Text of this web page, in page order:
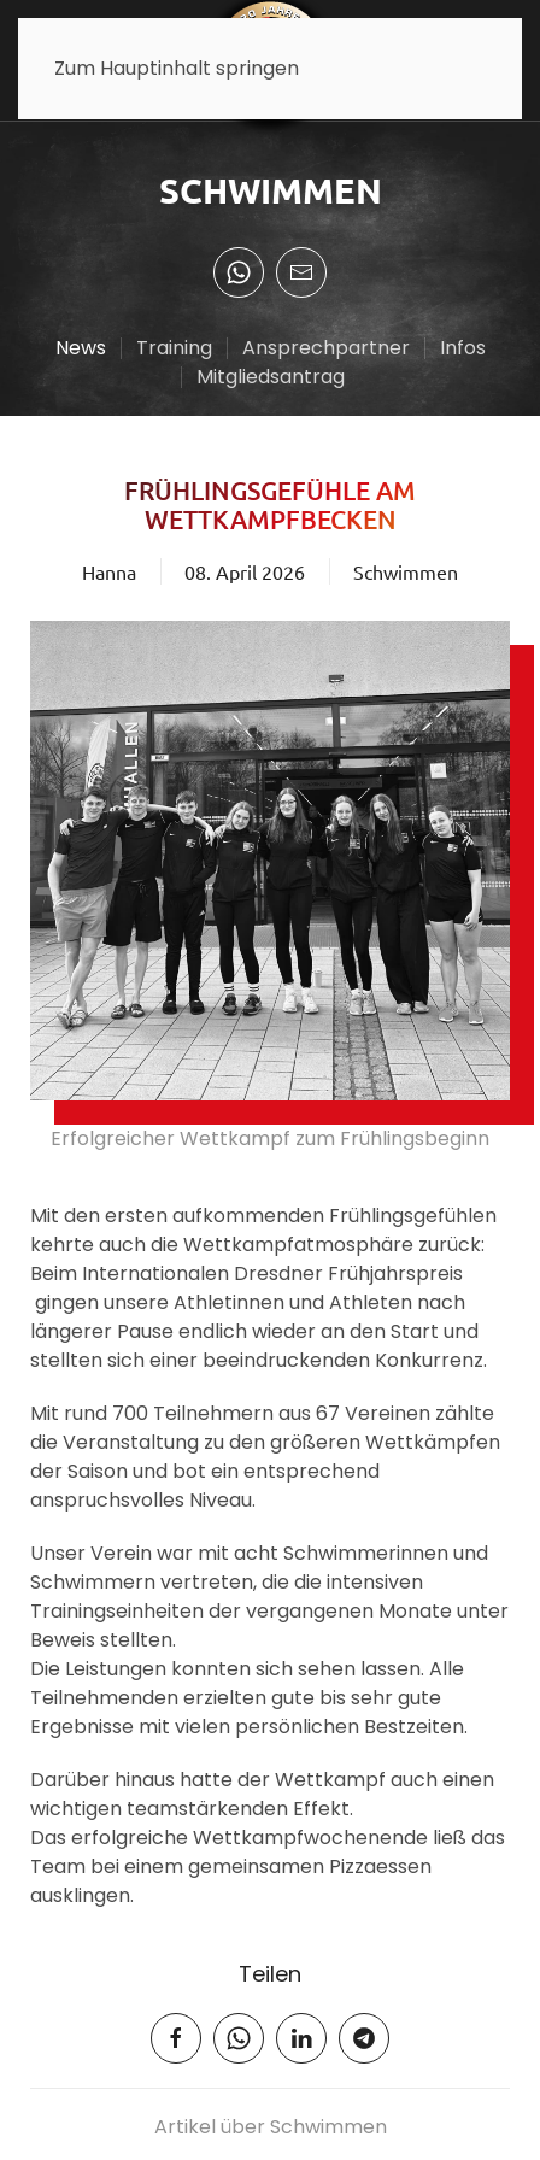
Zum Hauptinhalt springen
SCHWIMMEN
News Training Ansprechpartner
Infos
Mitgliedsantrag
FRÜHLINGSGEFÜHLE AM
WETTKAMPFBECKEN
Hanna 08. April 2026 Schwimmen
Erfolgreicher Wettkampf zum Frühlingsbeginn
Mit den ersten aufkommenden Frühlingsgefühlen
kehrte auch die Wettkampfatmosphäre zurück:
Beim Internationalen Dresdner Frühjahrspreis
gingen unsere Athletinnen und Athleten nach
längerer Pause endlich wieder an den Start und
stellten sich einer beeindruckenden Konkurrenz.
Mit rund 700 Teilnehmern aus 67 Vereinen zählte
die Veranstaltung zu den größeren Wettkämpfen
der Saison und bot ein entsprechend
anspruchsvolles Niveau.
Unser Verein war mit acht Schwimmerinnen und
Schwimmern vertreten, die die intensiven
Trainingseinheiten der vergangenen Monate unter
Beweis stellten.
Die Leistungen konnten sich sehen lassen. Alle
Teilnehmenden erzielten gute bis sehr gute
Ergebnisse mit vielen persönlichen Bestzeiten.
Darüber hinaus hatte der Wettkampf auch einen
wichtigen teamstärkenden Effekt.
Das erfolgreiche Wettkampfwochenende ließ das
Team bei einem gemeinsamen Pizzaessen
ausklingen.
Teilen
Artikel über Schwimmen